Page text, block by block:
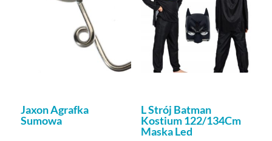
Jaxon Agrafka
Sumowa
L Strój Batman
Kostium 122/134Cm
Maska Led